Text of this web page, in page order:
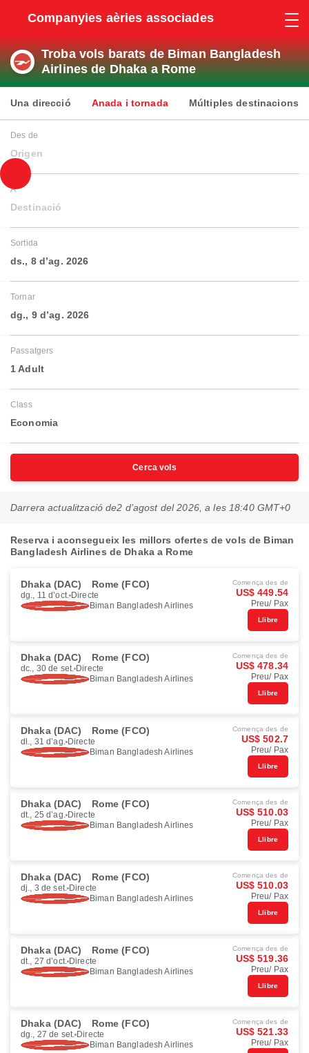
Companyies aèries associades
Troba vols barats de Biman Bangladesh
Airlines de Dhaka a Rome
Una direcció Anada i tornada Múltiples destinacions
Des de
Origen
A
Destinació
Sortida
ds., 8 d’ag. 2026
Tornar
dg., 9 d’ag. 2026
Passatgers
1 Adult
Class
Economia
Cerca vols
Darrera actualització de2 d’agost del 2026, a les 18:40 GMT+0
Reserva i aconsegueix les millors ofertes de vols de Biman
Bangladesh Airlines de Dhaka a Rome
Dhaka (DAC) Rome (FCO)
dg., 11 d’oct. Directe
Biman Bangladesh Airlines
Comença des de
US$ 449.54
Preu/ Pax
Llibre
Dhaka (DAC) Rome (FCO)
dc., 30 de set. Directe
Biman Bangladesh Airlines
Comença des de
US$ 478.34
Preu/ Pax
Llibre
Dhaka (DAC) Rome (FCO)
dl., 31 d’ag. Directe
Biman Bangladesh Airlines
Comença des de
US$ 502.7
Preu/ Pax
Llibre
Dhaka (DAC) Rome (FCO)
dt., 25 d’ag. Directe
Biman Bangladesh Airlines
Comença des de
US$ 510.03
Preu/ Pax
Llibre
Dhaka (DAC) Rome (FCO)
dj., 3 de set. Directe
Biman Bangladesh Airlines
Comença des de
US$ 510.03
Preu/ Pax
Llibre
Dhaka (DAC) Rome (FCO)
dt., 27 d’oct. Directe
Biman Bangladesh Airlines
Comença des de
US$ 519.36
Preu/ Pax
Llibre
Dhaka (DAC) Rome (FCO)
dg., 27 de set. Directe
Biman Bangladesh Airlines
Comença des de
US$ 521.33
Preu/ Pax